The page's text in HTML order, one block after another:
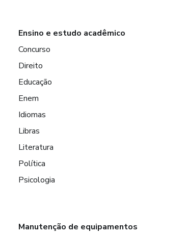
Ensino e estudo acadêmico
Concurso
Direito
Educação
Enem
Idiomas
Libras
Literatura
Política
Psicologia
Manutenção de equipamentos